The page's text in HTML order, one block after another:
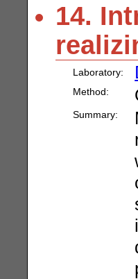
14.
Laboratory:
Method:
Summary: